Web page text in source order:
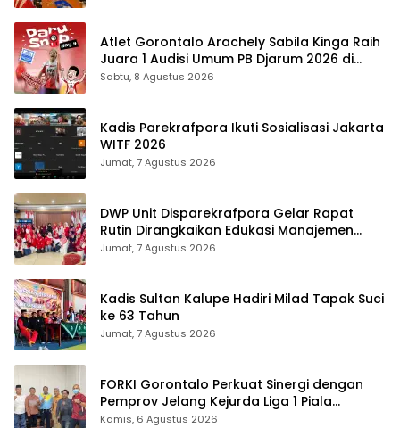
Atlet Gorontalo Arachely Sabila Kinga Raih
Juara 1 Audisi Umum PB Djarum 2026 di
Makassar
Sabtu, 8 Agustus 2026
Kadis Parekrafpora Ikuti Sosialisasi Jakarta
WITF 2026
Jumat, 7 Agustus 2026
DWP Unit Disparekrafpora Gelar Rapat
Rutin Dirangkaikan Edukasi Manajemen
Stres
Jumat, 7 Agustus 2026
Kadis Sultan Kalupe Hadiri Milad Tapak Suci
ke 63 Tahun
Jumat, 7 Agustus 2026
FORKI Gorontalo Perkuat Sinergi dengan
Pemprov Jelang Kejurda Liga 1 Piala
Gubernur 2026
Kamis, 6 Agustus 2026